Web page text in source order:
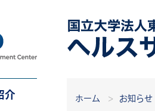
介 ホーム お知らせ